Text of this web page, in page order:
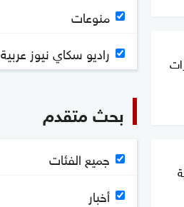
منوعات
راديو سكاي نيوز عربية
بحث متقدم
جميع الفئات
أخبار